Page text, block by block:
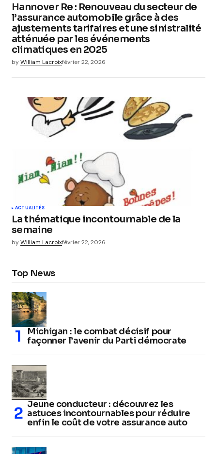
Hannover Re : Renouveau du secteur de
l’assurance automobile grâce à des
ajustements tarifaires et une sinistralité
atténuée par les événements
climatiques en 2025
byWilliam Lacroixfévrier 22, 2026
ACTUALITÉS
La thématique incontournable de la
semaine
byWilliam Lacroixfévrier 22, 2026
Top News
Michigan : le combat décisif pour
façonner l’avenir du Parti démocrate
Jeune conducteur : découvrez les
astuces incontournables pour réduire
enfin le coût de votre assurance auto